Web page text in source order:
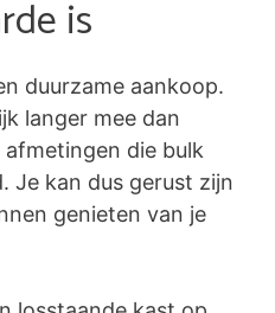
is
duurzame aankoop.
langer mee dan
die bulk
Je kan dus gerust zijn
genieten van je